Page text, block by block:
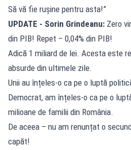
Să vă fie rușine pentru asta!”
UPDATE - Sorin Grindeanu: Zero
din PIB! Repet – 0,04% din PIB!
Adică 1 miliard de lei. Acesta este
absurde din ultimele zile.
Unii au înțeles-o ca pe o luptă
Democrat, am înțeles-o ca pe o
milioane de familii din România.
De aceea – nu am renunțat o
capăt!